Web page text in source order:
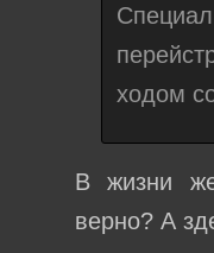
ходом
В жизни
верно? А